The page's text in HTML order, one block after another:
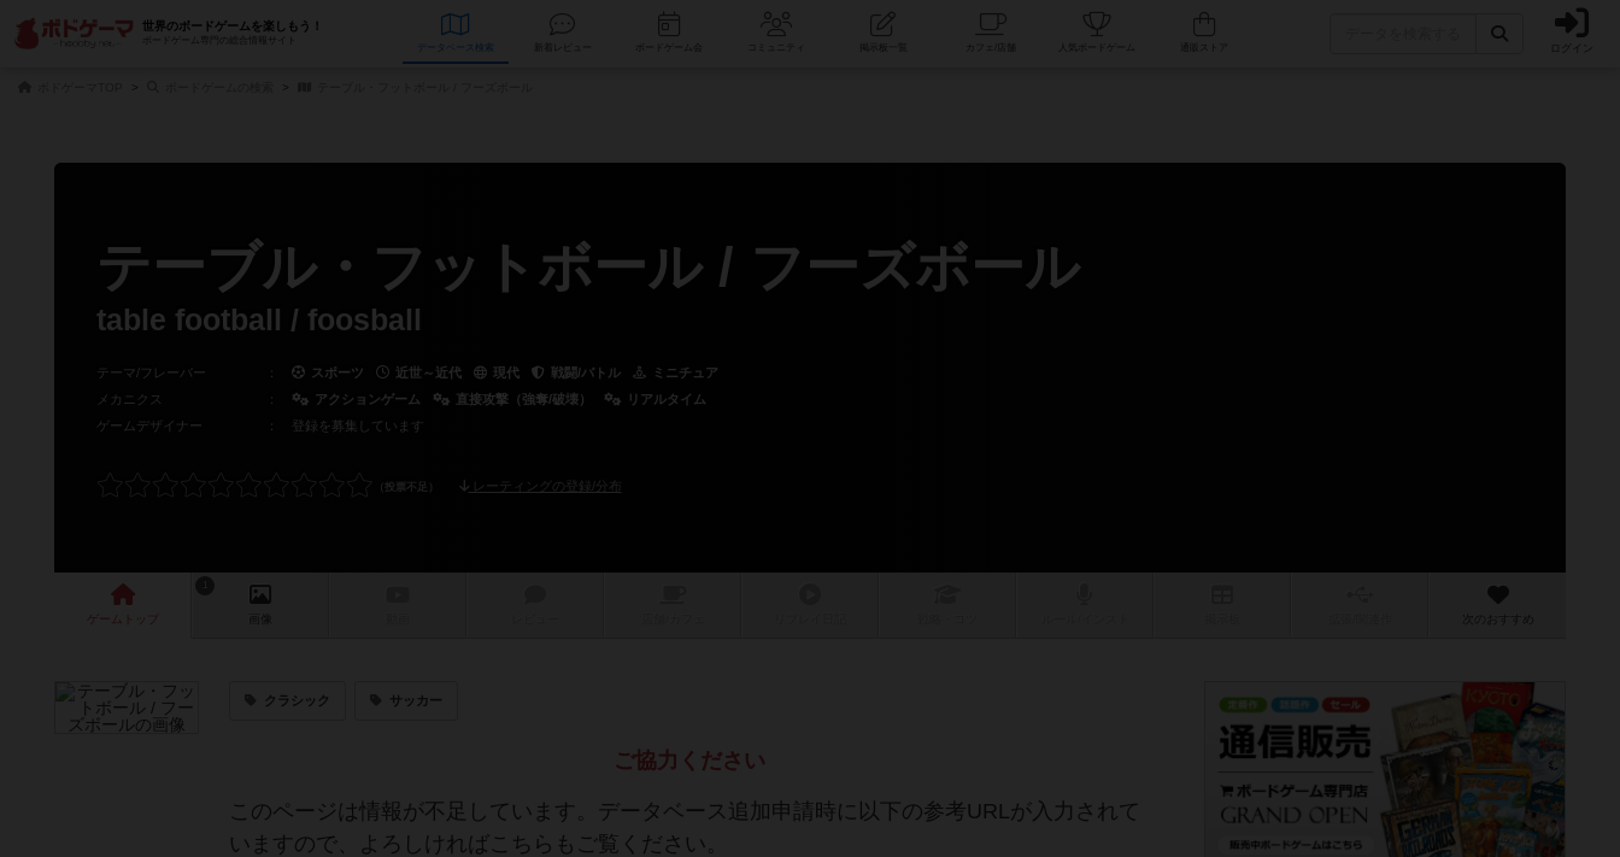
世界のボードゲームを楽しもう！
ボードゲーム専門の総合情報サイト
データベース コミュニティ 人気ボードゲーム ログイン
テーブル・フットボール / フーズボール
table football / foosball
テーマ/フレーバー ： スポーツ 近世～近代 現代 戦闘/バトル
ミニチュア
メカニクス
： アクションゲーム 直接攻撃（強奪/破壊）
リアルタイム
ゲームデザイナー
： 登録を募集しています
レーティングの登録/分布
ゲーム 画像 次のおすすめ
クラシック サッカー
ご協力ください
このページは情報が不足しています。データベース追加申請時に以下の参考URLが入力されて
いますので、よろしければこちらもご覧ください。